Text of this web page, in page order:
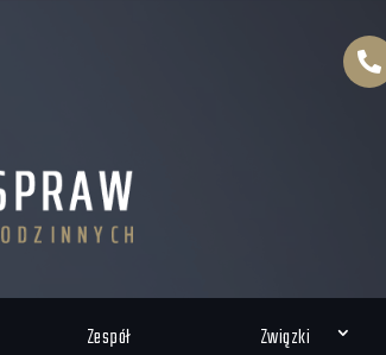

Zespół Związki